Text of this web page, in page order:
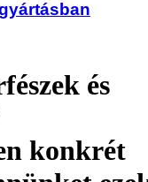
és
konkrét